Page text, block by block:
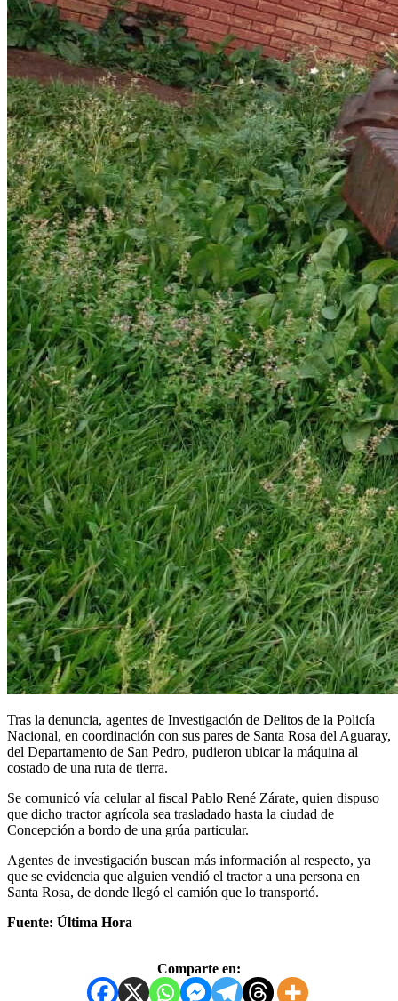
Tras la denuncia, agentes de Investigación de Delitos de la Policía
Nacional, en coordinación con sus pares de Santa Rosa del Aguaray,
del Departamento de San Pedro, pudieron ubicar la máquina al
costado de una ruta de tierra.
Se comunicó vía celular al fiscal Pablo René Zárate, quien dispuso
que dicho tractor agrícola sea trasladado hasta la ciudad de
Concepción a bordo de una grúa particular.
Agentes de investigación buscan más información al respecto, ya
que se evidencia que alguien vendió el tractor a una persona en
Santa Rosa, de donde llegó el camión que lo transportó.
Fuente: Última Hora
Comparte en: